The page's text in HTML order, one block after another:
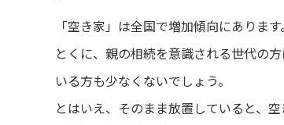
「空き家」は全国で増加傾向にあります。
とくに、親の相続を意識される世代の
いる方も少なくないでしょう。
とはいえ、そのまま放置していると、